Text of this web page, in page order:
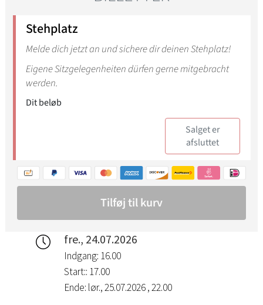
fre., 24.07.2026
Indgang: 16.00
Start:: 17.00
Ende: lør., 25.07.2026 , 22.00